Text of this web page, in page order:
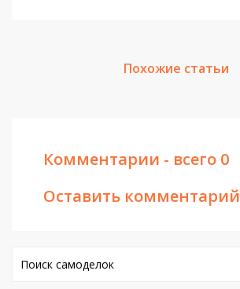
Похожие статьи
Комментарии - всего 0
Оставить комментарий